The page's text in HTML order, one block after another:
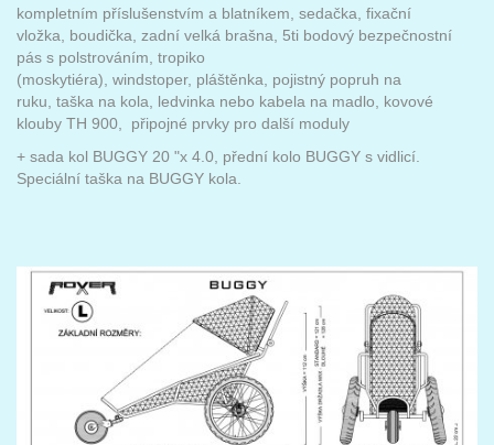
kompletním příslušenstvím a blatníkem, sedačka, fixační
vložka, boudička, zadní velká brašna, 5ti bodový bezpečnostní
pás s polstrováním, tropiko
(moskytiéra), windstoper, pláštěnka, pojistný popruh na
ruku, taška na kola, ledvinka nebo kabela na madlo, kovové
klouby TH 900, připojné prvky pro další moduly
+ sada kol BUGGY 20 "x 4.0, přední kolo BUGGY s vidlicí.
Speciální taška na BUGGY kola.